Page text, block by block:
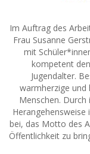
Im Auftrag des
Frau Susanne
mit
kompetent
Jugendalter.
warmherzige
Menschen.
bei, das Motto des
Öffentlichkeit zu